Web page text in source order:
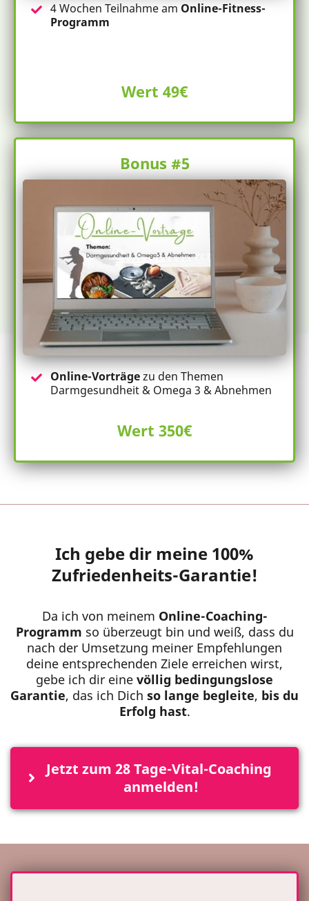
4 Wochen Teilnahme am Online-Fitness-
Programm
Wert 49€
Bonus #5
Online-Vorträgezu den Themen
Darmgesundheit & Omega 3 & Abnehmen
Wert 350€
Ich gebe dir meine 100%
Zufriedenheits-Garantie!
Da ich von meinem Online-Coaching-
Programm so überzeugt bin und weiß, dass du
nach der Umsetzung meiner Empfehlungen
deine entsprechenden Ziele erreichen wirst,
gebe ich dir eine völlig bedingungslose
Garantie, das ich Dich so lange begleite, bis du
Erfolg hast.
Jetzt zum 28 Tage-Vital-Coaching
anmelden!